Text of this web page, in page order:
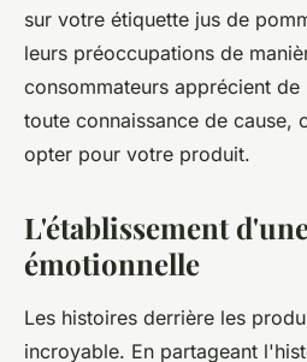
sur votre étiquette jus de
leurs préoccupations de
consommateurs apprécient
toute connaissance de cause,
opter pour votre produit.
L'établissement
émotionnelle
Les histoires derrière les
incroyable. En partageant